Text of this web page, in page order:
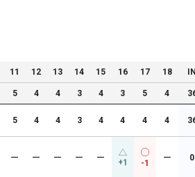
11 12 13 14 15 16 17 18
5 4 4 3 4 3 5 4
5 4 4 3 4 4 4 4
ー ー ー ー ー +1 -1
ー 0